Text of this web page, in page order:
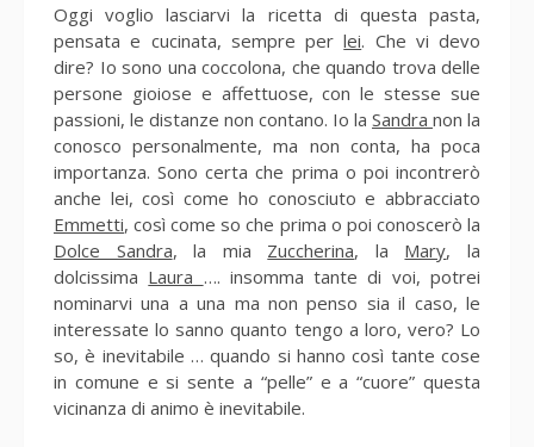
Oggi voglio lasciarvi la ricetta di questa pasta,
pensata e cucinata, sempre perlei. Che vi devo
dire? Io sono una coccolona, che quando trova delle
persone gioiose e affettuose, con le stesse sue
passioni, le distanze non contano. Io la Sandra non la
conosco personalmente, ma non conta, ha poca
importanza. Sono certa che prima o poi incontrerò
anche lei, così come ho conosciuto e abbracciato
Emmetti, così come so che prima o poi conoscerò la
Dolce Sandra, la mia Zuccherina, la Mary, la
dolcissima Laura …. insomma tante di voi, potrei
nominarvi una a una ma non penso sia il caso, le
interessate lo sanno quanto tengo a loro, vero? Lo
so, è inevitabile … quando si hanno così tante cose
in comune e si sente a “pelle” e a “cuore” questa
vicinanza di animo è inevitabile.